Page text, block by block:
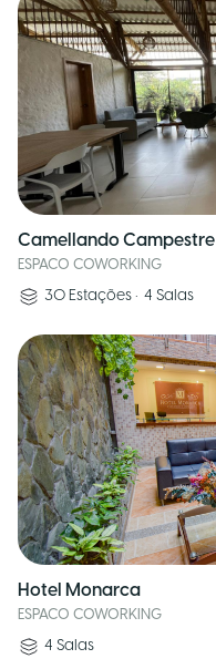
Camellando Campestre
ESPACO COWORKING
30 Estações • 4 Salas
Hotel Monarca
ESPACO COWORKING
4 Salas